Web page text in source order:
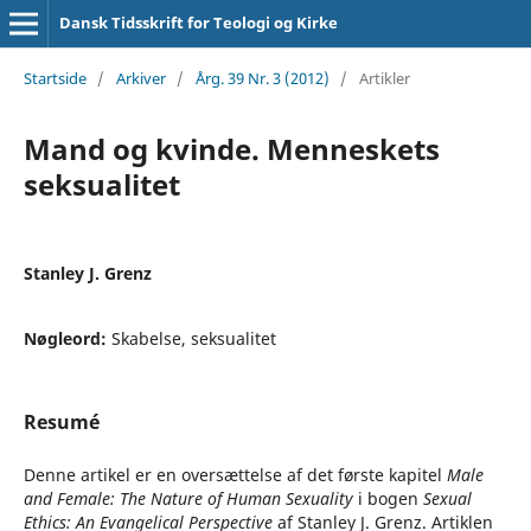
Dansk Tidsskrift for Teologi og Kirke
Startside / Arkiver / Årg. 39 Nr. 3 (2012) / Artikler
Mand og kvinde. Menneskets
seksualitet
Stanley J. Grenz
Nøgleord: Skabelse, seksualitet
Resumé
Denne artikel er en oversættelse af det første kapitel Male
and Female: The Nature of Human Sexualityi bogen Sexual
Ethics: An Evangelical Perspectiveaf Stanley J. Grenz. Artiklen